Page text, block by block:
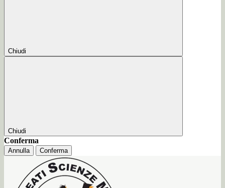
Chiudi
Chiudi
Conferma
Annulla Conferma